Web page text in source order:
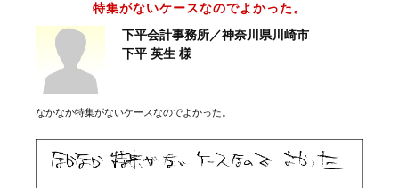
特集がないケースなのでよかった。
下平会計事務所／神奈川県川崎市
下平 英生 様
なかなか特集がないケースなのでよかった。